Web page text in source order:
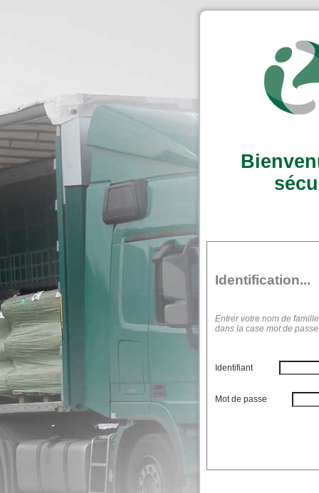
Identification...
Entrer votre nom de
dans la case mot de
Identifiant
Mot de passe